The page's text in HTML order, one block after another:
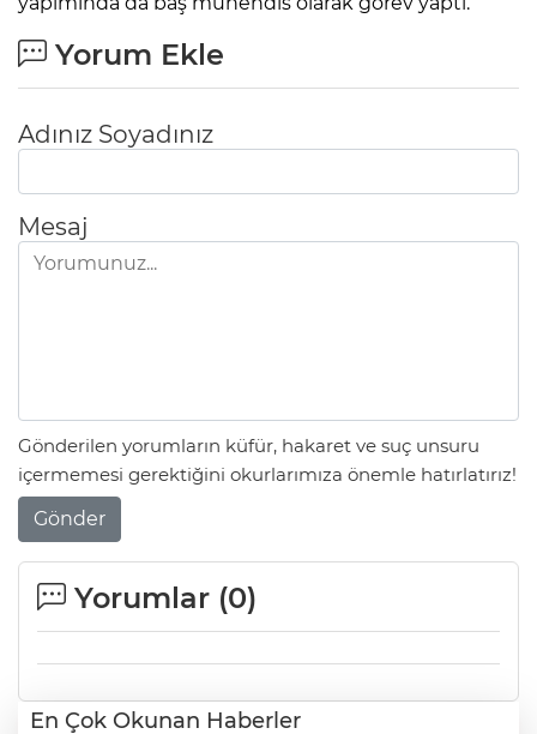
Yorum Ekle
Adınız Soyadınız
Mesaj
Gönderilen yorumların küfür, hakaret ve suç unsuru
içermemesi gerektiğini okurlarımıza önemle hatırlatırız!
Gönder
Yorumlar (0)
En Çok Okunan Haberler